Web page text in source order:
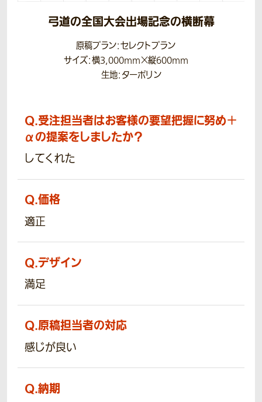
弓道の全国大会出場記念の横断幕
原稿プラン：セレクトプラン
サイズ：横3,000mm×縦600mm
生地：ターポリン
Q.受注担当者はお客様の要望把握に努め＋
αの提案をしましたか？
してくれた
Q.価格
適正
Q.デザイン
満足
Q.原稿担当者の対応
感じが良い
Q.納期